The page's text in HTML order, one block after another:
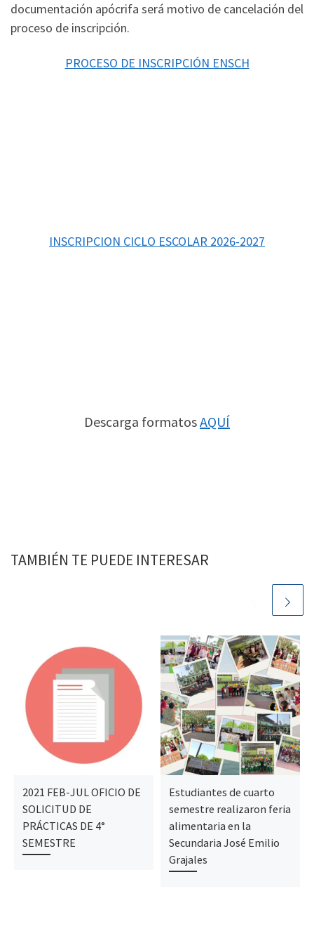
documentación apócrifa será motivo de cancelación del
proceso de inscripción.
PROCESO DE INSCRIPCIÓN ENSCH
INSCRIPCION CICLO ESCOLAR 2026-2027
Descarga formatosAQUÍ
TAMBIÉN TE PUEDE INTERESAR
2021 FEB-JUL OFICIO DE
SOLICITUD DE
PRÁCTICAS DE 4°
SEMESTRE
Estudiantes de cuarto
semestre realizaron feria
alimentaria en la
Secundaria José Emilio
Grajales